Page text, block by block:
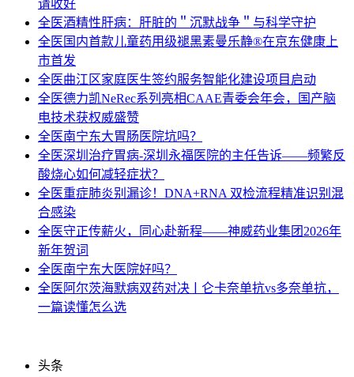
请收好
全医酒精性肝病：肝脏的＂沉默战争＂与科学守护
全医 国内首款儿童药用级褪黑素曼乐静®在京东健康上
市首发
全医曲江区家庭医生签约服务智能化建设项目启动
全医德力凯NeRec系列亮相CAAE青委会年会，国产脑
电技术获权威盛赞
全医南宁东大胃肠医院坑吗？
全医深圳治疗胃病-深圳永福医院的主任告诉——频繁反
酸烧心如何减轻症状？
全医重症肺炎别漏诊！DNA+RNA 双检流程精准识别混
合感染
全医守正传薪火，同心赴新程——神威药业集团2026年
新年贺词
全医南宁东大医院好吗？
全医 阿尔茨海默病双药对决ￜ仑卡奈单抗vs多奈单抗，
一篇读懂怎么选
头条